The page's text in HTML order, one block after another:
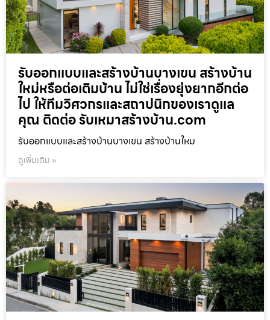
รับออกแบบและสร้างบ้านบางเขน สร้างบ้าน
ใหม่หรือต่อเติมบ้าน ไม่ใช่เรื่องยุ่งยากอีกต่อ
ไป ให้ทีมวิศวกรและสถาปนิกของเราดูแล
คุณ ติดต่อ รับเหมาสร้างบ้าน.com
รับออกแบบและสร้างบ้านบางเขน สร้างบ้านใหม
ดูเพิ่มเติม »